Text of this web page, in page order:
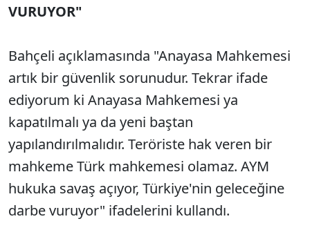
VURUYOR"
Bahçeli açıklamasında "Anayasa Mahkemesi
artık bir güvenlik sorunudur. Tekrar ifade
ediyorum ki Anayasa Mahkemesi ya
kapatılmalı ya da yeni baştan
yapılandırılmalıdır. Teröriste hak veren bir
mahkeme Türk mahkemesi olamaz. AYM
hukuka savaş açıyor, Türkiye'nin geleceğine
darbe vuruyor" ifadelerini kullandı.